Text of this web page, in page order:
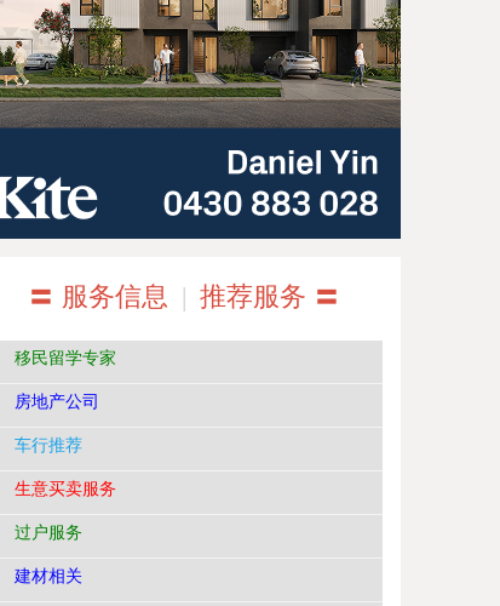
〓 服务信息 | 推荐服务 〓
移民留学专家
房地产公司
车行推荐
生意买卖服务
过户服务
建材相关